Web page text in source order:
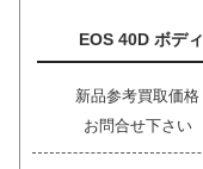
EOS 40D ボディ
新品参考買取価格
お問合せ下さい